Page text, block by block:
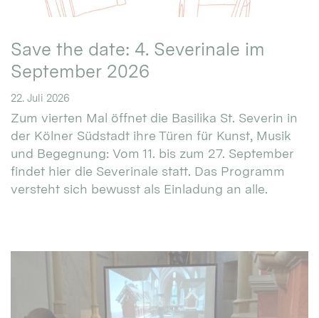
Save the date: 4. Severinale im
September 2026
22. Juli 2026
Zum vierten Mal öffnet die Basilika St. Severin in
der Kölner Südstadt ihre Türen für Kunst, Musik
und Begegnung: Vom 11. bis zum 27. September
findet hier die Severinale statt. Das Programm
versteht sich bewusst als Einladung an alle.